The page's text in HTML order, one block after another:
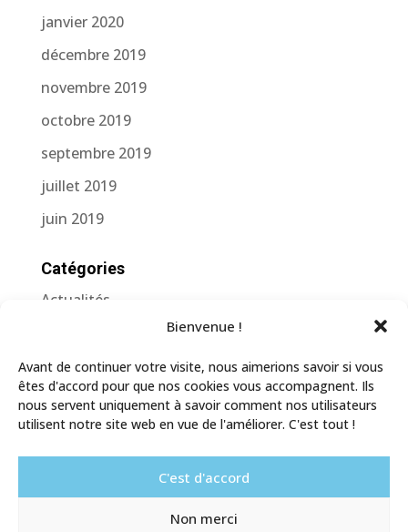
Bienvenue !
Avant de continuer votre visite, nous aimerions savoir si vous
êtes d'accord pour que nos cookies vous accompagnent. Ils
nous servent uniquement à savoir comment nos utilisateurs
utilisent notre site web en vue de l'améliorer. C'est tout !
C'est d'accord
Non merci
janvier 2020
décembre 2019
novembre 2019
octobre 2019
septembre 2019
juillet 2019
juin 2019
Catégories
Actualités
Connexion
Flux des publications
Site de WordPress-FR